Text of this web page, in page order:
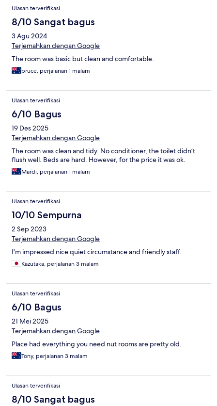
Ulasan terverifikasi
8/10 Sangat bagus
3 Agu 2024
Terjemahkan dengan Google
The room was basic but clean and comfortable.
bruce, perjalanan 1 malam
Ulasan terverifikasi
6/10 Bagus
19 Des 2025
Terjemahkan dengan Google
The room was clean and tidy. No conditioner, the toilet didn’t
flush well. Beds are hard. However, for the price it was ok.
Mardi, perjalanan 1 malam
Ulasan terverifikasi
10/10 Sempurna
2 Sep 2023
Terjemahkan dengan Google
I'm impressed nice quiet circumstance and friendly staff.
Kazutaka, perjalanan 3 malam
Ulasan terverifikasi
6/10 Bagus
21 Mei 2025
Terjemahkan dengan Google
Place had everything you need nut rooms are pretty old.
Tony, perjalanan 3 malam
Ulasan terverifikasi
8/10 Sangat bagus